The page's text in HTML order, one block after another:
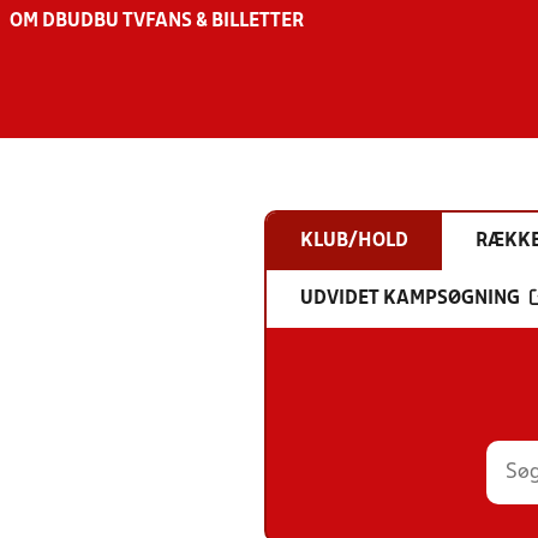
OM DBU DBU TV FANS & BILLETTER
KLUB/HOLD
UDVIDET KAMPSØGNING